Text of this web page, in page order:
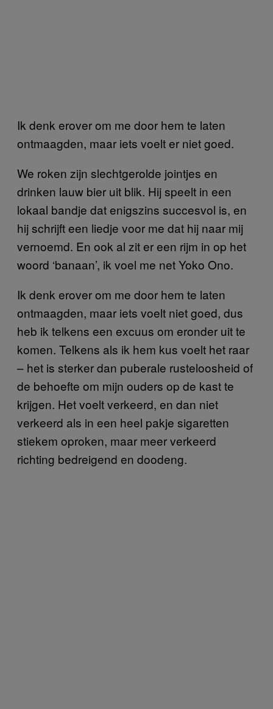
Ik denk erover om me door hem te laten
ontmaagden, maar iets voelt er niet goed.
We roken zijn slechtgerolde jointjes en
drinken lauw bier uit blik. Hij speelt in een
lokaal bandje dat enigszins succesvol is, en
hij schrijft een liedje voor me dat hij naar mij
vernoemd. En ook al zit er een rijm in op het
woord ‘banaan’, ik voel me net Yoko Ono.
Ik denk erover om me door hem te laten
ontmaagden, maar iets voelt niet goed, dus
heb ik telkens een excuus om eronder uit te
komen. Telkens als ik hem kus voelt het raar
– het is sterker dan puberale rusteloosheid of
de behoefte om mijn ouders op de kast te
krijgen. Het voelt verkeerd, en dan niet
verkeerd als in een heel pakje sigaretten
stiekem oproken, maar meer verkeerd
richting bedreigend en doodeng.